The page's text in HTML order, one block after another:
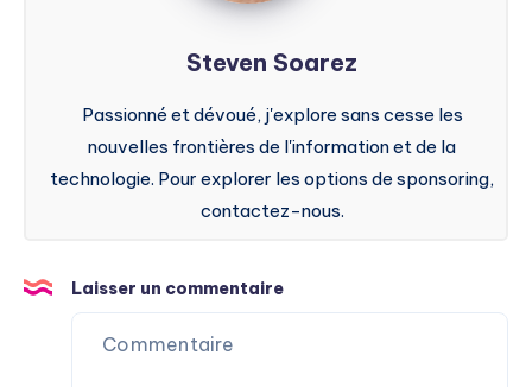
Steven Soarez
Passionné et dévoué, j'explore sans cesse les
nouvelles frontières de l'information et de la
technologie. Pour explorer les options de sponsoring,
contactez-nous.
Laisser un commentaire